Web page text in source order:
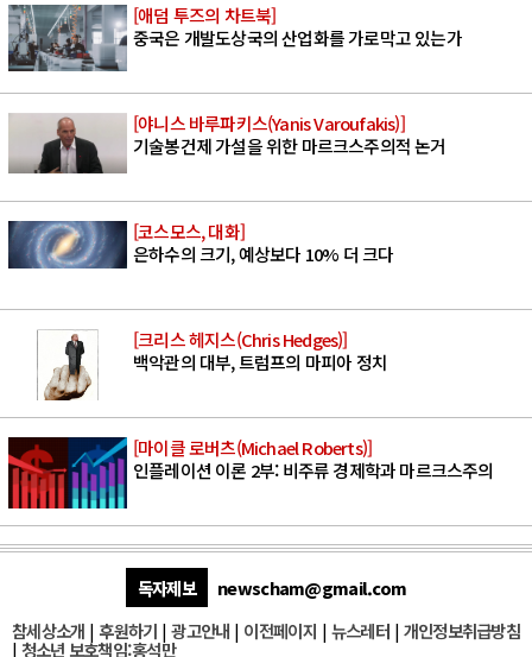
[애덤 투즈의 차트북]
중국은 개발도상국의 산업화를 가로막고 있는가
[야니스 바루파키스(Yanis Varoufakis)]
기술봉건제 가설을 위한 마르크스주의적 논거
[코스모스, 대화]
은하수의 크기, 예상보다 10% 더 크다
[크리스 헤지스(Chris Hedges)]
백악관의 대부, 트럼프의 마피아 정치
[마이클 로버츠(Michael Roberts)]
인플레이션 이론 2부: 비주류 경제학과 마르크스주의
독자제보
newscham@gmail.com
참세상소개 | 후원하기 |광고안내 | 이전페이지 | 뉴스레터| 개인정보취급방침
| 청소년 보호책임:홍석만